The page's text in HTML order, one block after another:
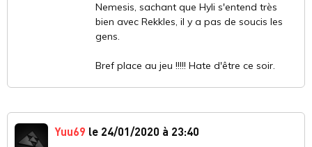
Nemesis, sachant que Hyli s'entend très
bien avec Rekkles, il y a pas de soucis les
gens.
Bref place au jeu !!!!! Hate d'être ce soir.
Yuu69 le 24/01/2020 à 23:40